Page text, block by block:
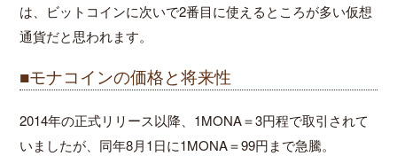
は、ビットコインに次いで2番目に使えるところが多い仮想
通貨だと思われます。
■モナコインの価格と将来性
2014年の正式リリース以降、1MONA＝3円程で取引されて
いましたが、同年8月1日に1MONA＝99円まで急騰。